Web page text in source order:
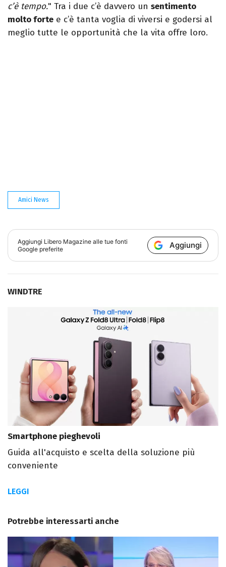
c’è tempo." Tra i due c’è davvero un sentimento
molto forte e c’è tanta voglia di viversi e godersi al
meglio tutte le opportunità che la vita offre loro.
Amici News
Aggiungi Libero Magazine alle tue fonti
Google preferite
Aggiungi
WINDTRE
Smartphone pieghevoli
Guida all'acquisto e scelta della soluzione più
conveniente
LEGGI
Potrebbe interessarti anche